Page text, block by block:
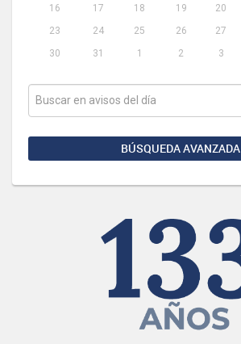
16
17 18 19 20
23
24 25 26 27
30
31 1 2 3
BÚSQUEDA AVANZADA